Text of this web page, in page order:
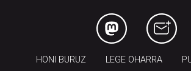
HONI BURUZ LEGE OHARRA